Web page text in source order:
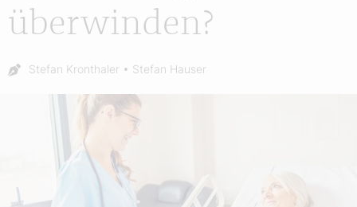
überwinden?
Autor:
Stefan Kronthaler Stefan Hauser